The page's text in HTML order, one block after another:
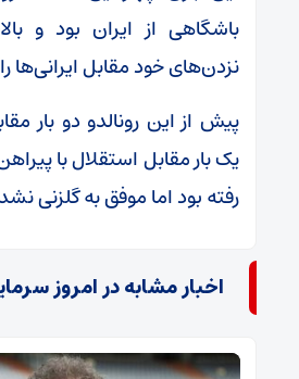
باشگاهی از ایران بود و
نزدن‌های خود مقابل
پیش از این رونالدو دو بار
یک بار مقابل استقلال با
رفته بود اما موفق به گلزنی
اخبار مشابه در امروز